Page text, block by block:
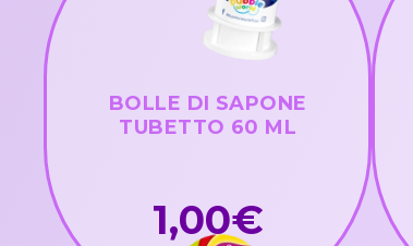
BOLLE DI SAPONE
TUBETTO 60 ML
1,00€